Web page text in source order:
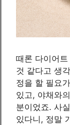
때론 다이어
것 같다고 생
정을 할 필요
있고, 야채와
분이었죠. 사
있다니, 정말